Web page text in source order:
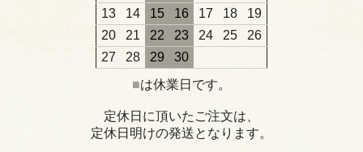
13
14 15 16 17 18
19
20
21 22 23 24 25
26
27
28 29
30
■は休業日です。
定休日に頂いたご注文は、
定休日明けの発送となります。